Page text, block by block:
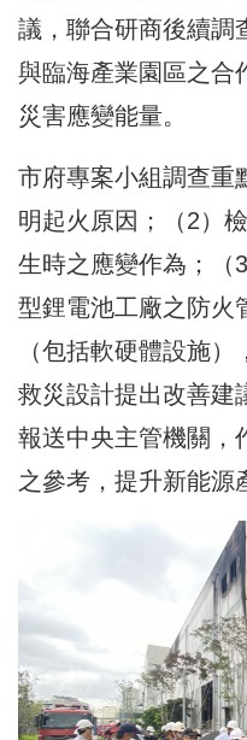
議，聯合研商後續調
與臨海產業園區之合
災害應變能量。
市府專案小組調查重
明起火原因；（2）
生時之應變作為；（
型鋰電池工廠之防火
（包括軟硬體設施
救災設計提出改善建
報送中央主管機關，
之參考，提升新能源